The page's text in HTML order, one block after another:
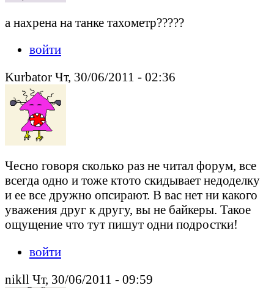
а нахрена на танке тахометр?????
войти
Kurbator Чт, 30/06/2011 - 02:36
Чесно говоря сколько раз не читал форум, все
всегда одно и тоже ктото скидывает недоделку
и ее все дружно опсирают. В вас нет ни какого
уважения друг к другу, вы не байкеры. Такое
ощущение что тут пишут одни подростки!
войти
nikll Чт, 30/06/2011 - 09:59